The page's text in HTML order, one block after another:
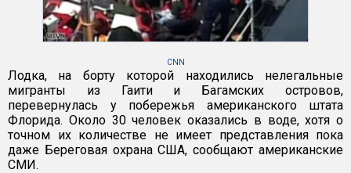
CNN
Лодка, на борту которой находились нелегальные
мигранты из Гаити и Багамских островов,
перевернулась у побережья американского штата
Флорида. Около 30 человек оказались в воде, хотя о
точном их количестве не имеет представления пока
даже Береговая охрана США, сообщают американские
СМИ.